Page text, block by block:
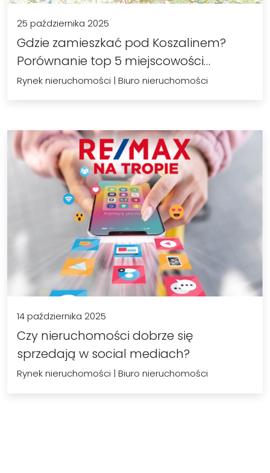
25 października 2025
Gdzie zamieszkać pod Koszalinem?
Porównanie top 5 miejscowości
(Sianów,…
Rynek nieruchomości | Biuro nieruchomości
14 października 2025
Czy nieruchomości dobrze się
sprzedają w social mediach?
Rynek nieruchomości | Biuro nieruchomości